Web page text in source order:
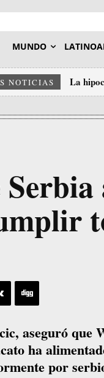
MUNDO
NOTICIAS La
aseguró que
ha
por